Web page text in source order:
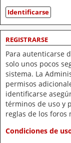
REGISTRARSE
Para autenticarse
solo unos pocos
sistema. La
permisos
identificarse
términos de uso y
reglas de los foros
Condiciones de